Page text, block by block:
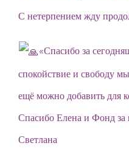
С нетерпением жду
«Спасибо за
спокойствие и свободу
ещё можно добавить для
Спасибо Елена и Фонд за
Светлана